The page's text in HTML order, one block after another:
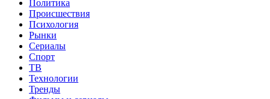
Политика
Происшествия
Психология
Рынки
Сериалы
Спорт
ТВ
Технологии
Тренды